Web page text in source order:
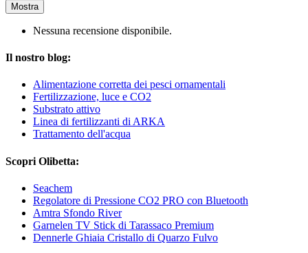
Mostra
Nessuna recensione disponibile.
Il nostro blog:
Alimentazione corretta dei pesci ornamentali
Fertilizzazione, luce e CO2
Substrato attivo
Linea di fertilizzanti di ARKA
Trattamento dell'acqua
Scopri Olibetta:
Seachem
Regolatore di Pressione CO2 PRO con Bluetooth
Amtra Sfondo River
Garnelen TV Stick di Tarassaco Premium
Dennerle Ghiaia Cristallo di Quarzo Fulvo